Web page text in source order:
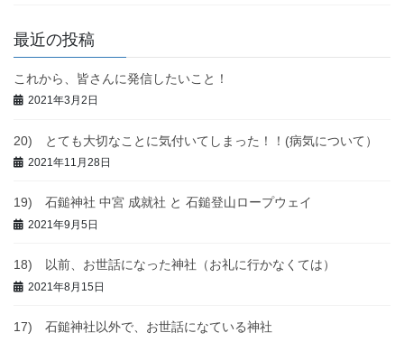
最近の投稿
これから、皆さんに発信したいこと！
2021年3月2日
20) とても大切なことに気付いてしまった！！(病気について）
2021年11月28日
19) 石鎚神社 中宮 成就社 と 石鎚登山ロープウェイ
2021年9月5日
18) 以前、お世話になった神社（お礼に行かなくては）
2021年8月15日
17) 石鎚神社以外で、お世話になている神社